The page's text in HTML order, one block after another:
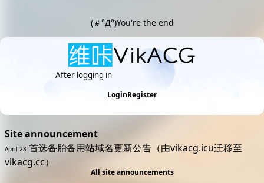
(＃°Д°)You're the end
After logging in discover more excitement
LoginRegister
Site announcement
April 28 首选备胎备用站域名更新公告（由vikacg.icu迁移至
vikacg.cc）
All site announcements